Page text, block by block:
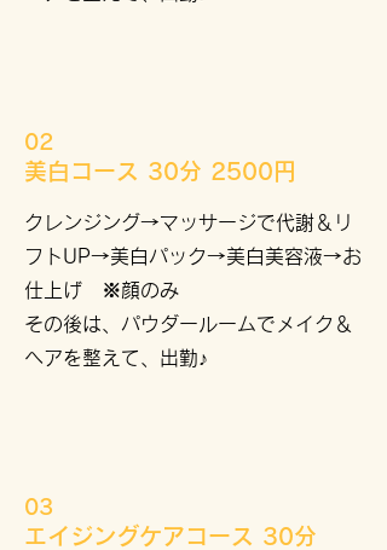
02
美白コース 30分 2500円
クレンジング→マッサージで代謝＆リ
フトUP→美白パック→美白美容液→お
仕上げ ※顔のみ
その後は、パウダールームでメイク＆
ヘアを整えて、出勤♪
03
エイジングケアコース 30分